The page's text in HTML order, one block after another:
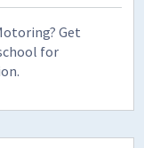
Get
for